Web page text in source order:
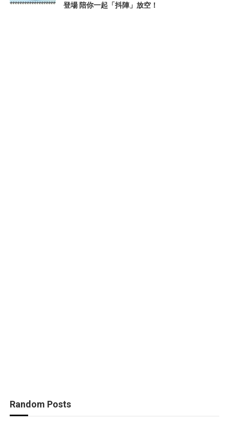
登場 陪你一起「抖陣」放空！
Random Posts